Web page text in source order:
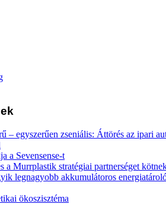
– egyszerűen zseniális: Áttörés az ipari
a Sevensense-t
a Murrplastik stratégiai partnerséget
legnagyobb akkumulátoros
ökoszisztéma